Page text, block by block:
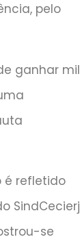
pelo
ganhar mil
é refletido
SindCecierj
se